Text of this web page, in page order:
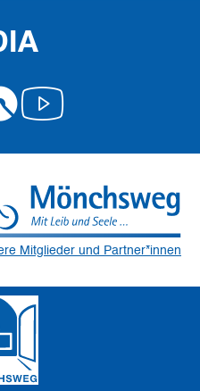
Komoot
Youtube
Mitglieder und Partner*innen